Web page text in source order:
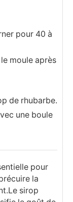
pour 40 à
moule après
de rhubarbe.
une boule
pour
la
Le sirop